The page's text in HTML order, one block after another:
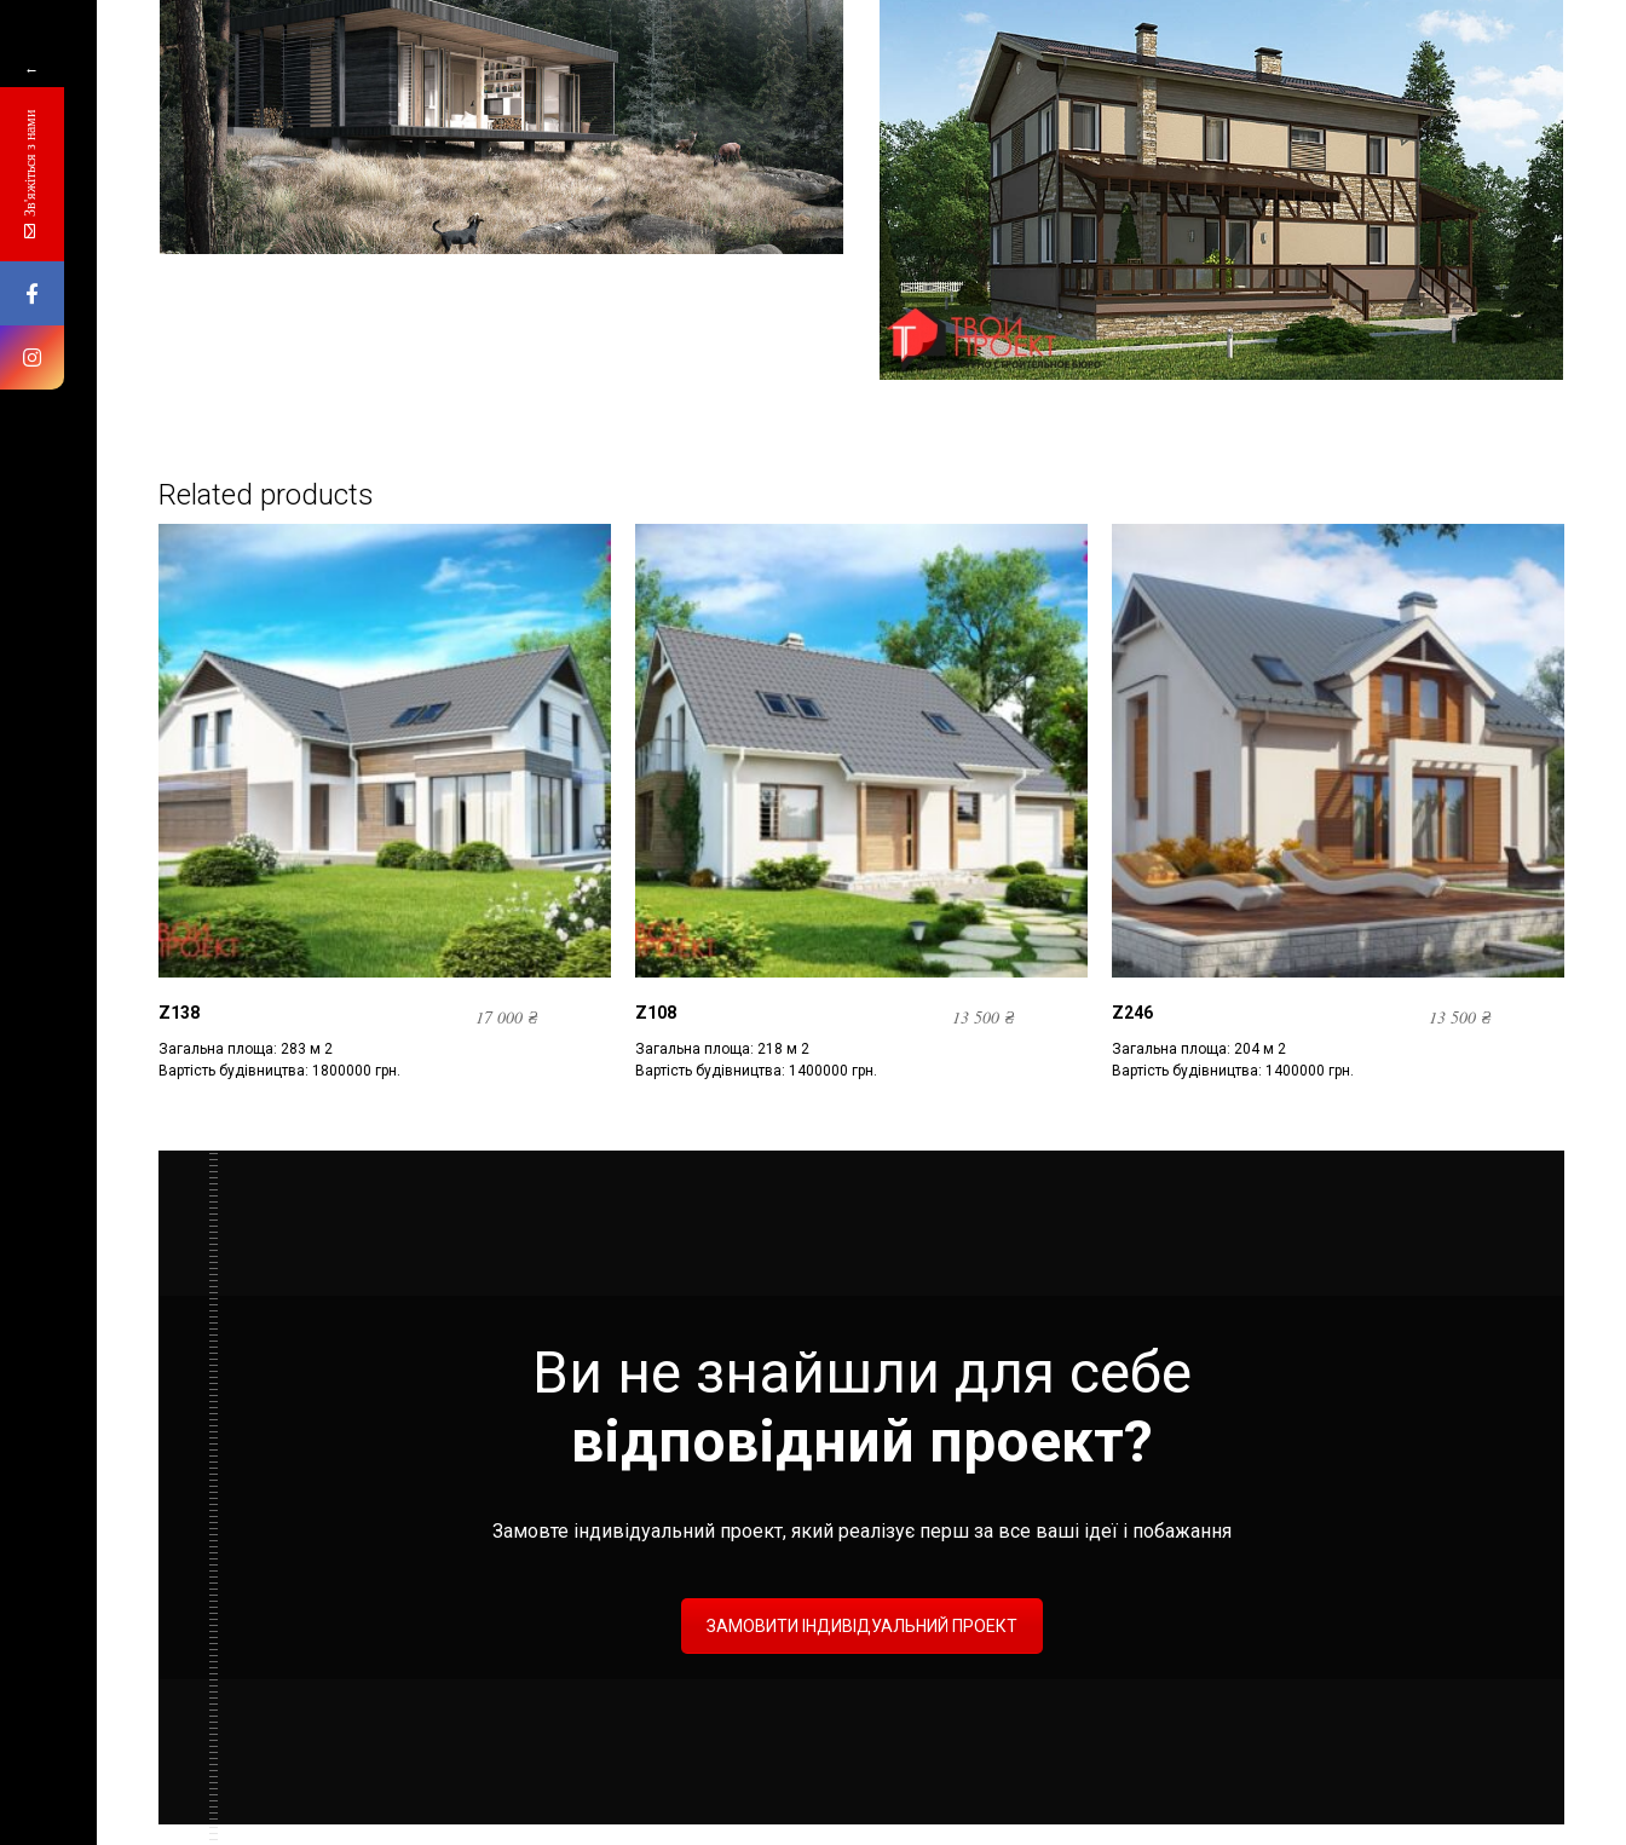
БУДІВНИЦТВО БУДИНКІВ
З
АББ”ТВІЙ ПРОЕКТ”
Замовити будівництво
Related products
Z138 17 000 ₴
Загальна площа: 283 м 2
Вартість будівництва: 1800000 грн.
Z108 13 500 ₴
Загальна площа: 218 м 2
Вартість будівництва: 1400000 грн.
Z246 13 500₴
Загальна площа: 204 м 2
Вартість будівництва: 1400000 грн.
Ви не знайшли для себе
відповідний проект?
Замовте індивідуальний проект, який реалізує перш за все ваші ідеї і побажання
ЗАМОВИТИ ІНДИВІДУАЛЬНИЙ ПРОЕКТ
←
Зв'яжіться з нами